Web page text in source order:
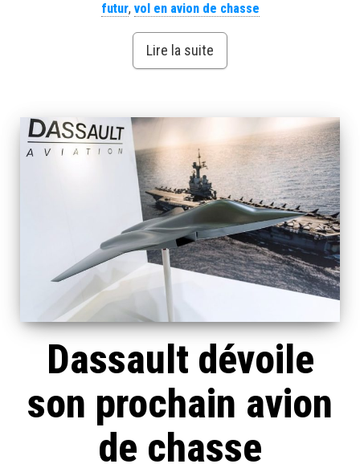
futur, vol en avion de chasse
Lire la suite
Dassault dévoile
son prochain avion
de chasse